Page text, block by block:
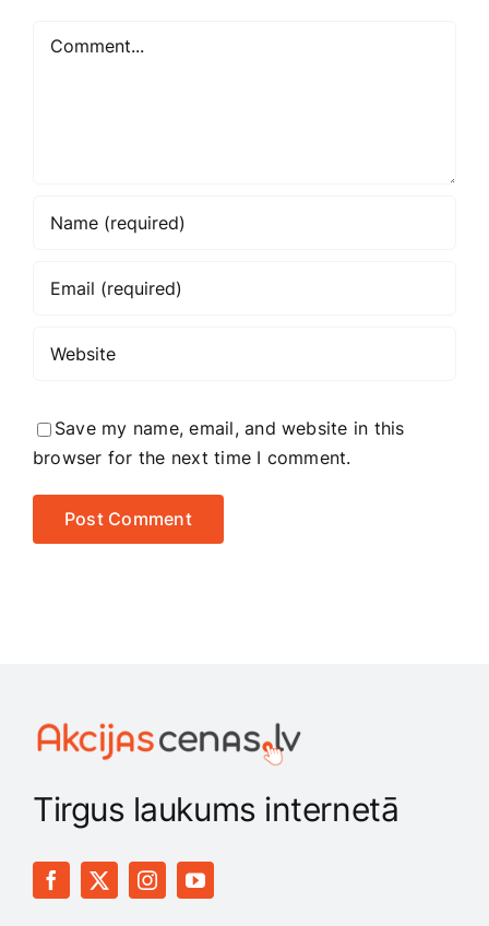
Comment
Save my name, email, and website in this
browser for the next time I comment.
Tirgus laukums internetā